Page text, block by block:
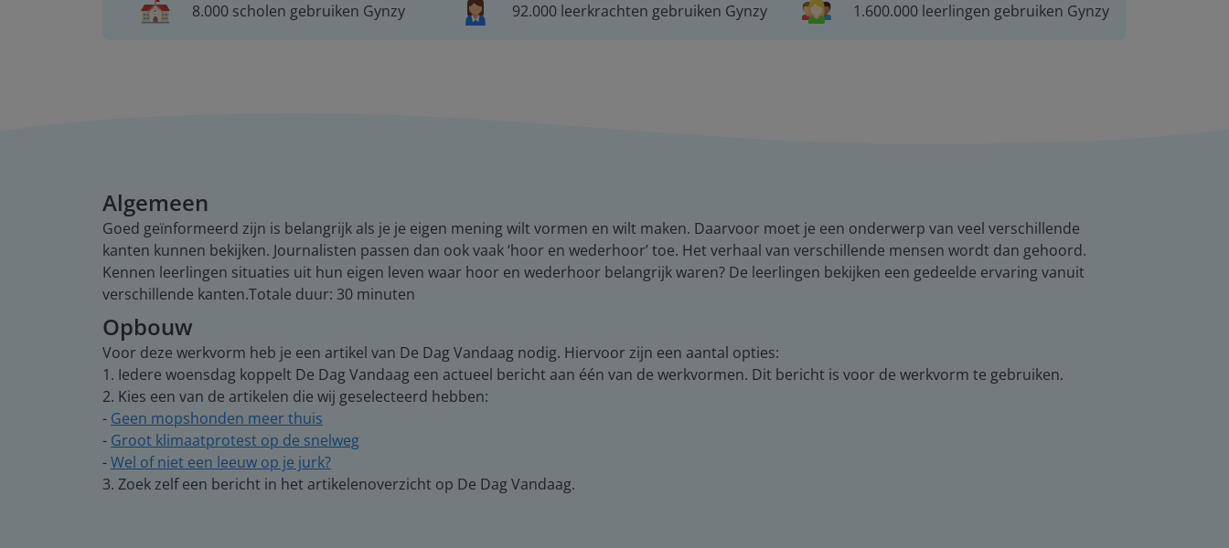
8.000 scholen gebruiken Gynzy 92.000 leerkrachten gebruiken Gynzy 1.600.000 leerlingen gebruiken Gynzy
Algemeen
Goed geïnformeerd zijn is belangrijk als je je eigen mening wilt vormen en wilt maken. Daarvoor moet je een onderwerp van veel verschillende
kanten kunnen bekijken. Journalisten passen dan ook vaak ‘hoor en wederhoor’ toe. Het verhaal van verschillende mensen wordt dan gehoord.
Kennen leerlingen situaties uit hun eigen leven waar hoor en wederhoor belangrijk waren? De leerlingen bekijken een gedeelde ervaring vanuit
verschillende kanten.Totale duur: 30 minuten
Opbouw
Voor deze werkvorm heb je een artikel van De Dag Vandaag nodig. Hiervoor zijn een aantal opties:
1. Iedere woensdag koppelt De Dag Vandaag een actueel bericht aan één van de werkvormen. Dit bericht is voor de werkvorm te gebruiken.
2. Kies een van de artikelen die wij geselecteerd hebben:
- Geen mopshonden meer thuis
- Groot klimaatprotest op de snelweg
-Wel of niet een leeuw op je jurk?
3. Zoek zelf een bericht in het artikelenoverzicht op De Dag Vandaag.